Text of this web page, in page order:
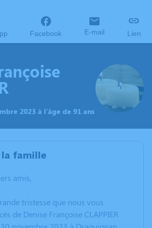
Facebook E-mail Lien
2023 à l'âge de 91 ans
la famille
amis,
tristesse que nous vous
de Denise Françoise CLAPPIER